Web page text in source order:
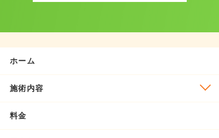
ホーム
施術内容
料金